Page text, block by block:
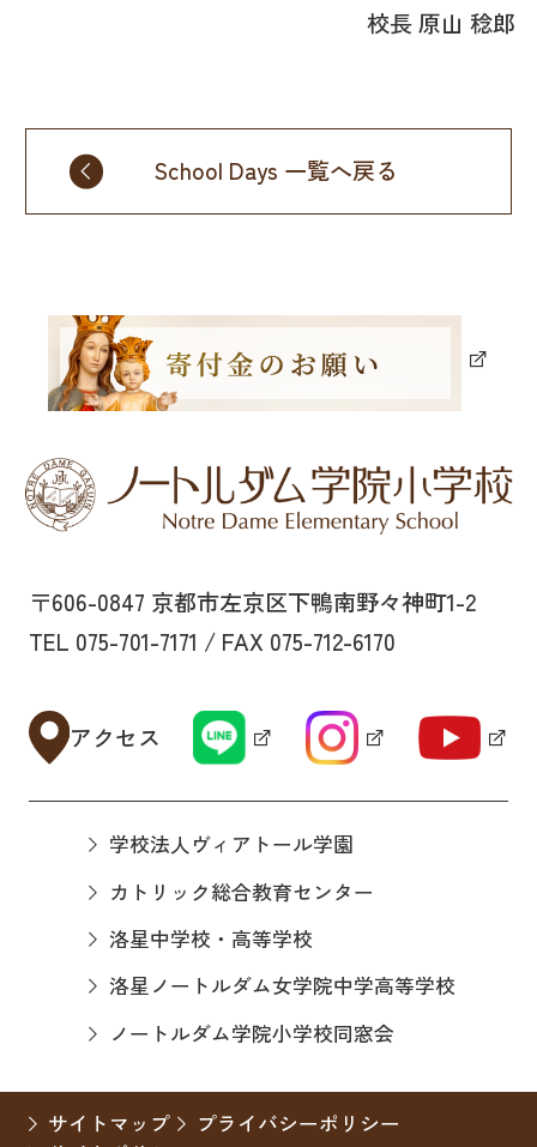
校長 原山 稔郎
School Days 一覧へ戻る
〒606-0847 京都市左京区下鴨南野々神町1-2
TEL 075-701-7171 / FAX 075-712-6170
アクセス
学校法人ヴィアトール学園
カトリック総合教育センター
洛星中学校・高等学校
洛星ノートルダム女学院中学高等学校
ノートルダム学院小学校同窓会
サイトマップ
プライバシーポリシー